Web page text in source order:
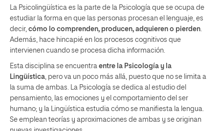
La Psicolingüística es la parte de la Psicología que se ocupa de
estudiar la forma en que las personas procesan el lenguaje, es
decir, cómo lo comprenden, producen, adquieren o pierden.
Además, hace hincapié en los procesos cognitivos que
intervienen cuando se procesa dicha información.
Esta disciplina se encuentra entre la Psicología y la
Lingüística, pero va un poco más allá, puesto que no se limita a
la suma de ambas. La Psicología se dedica al estudio del
pensamiento, las emociones y el comportamiento del ser
humano; y la Lingüística estudia cómo se manifiesta la lengua.
Se emplean teorías y aproximaciones de ambas y se originan